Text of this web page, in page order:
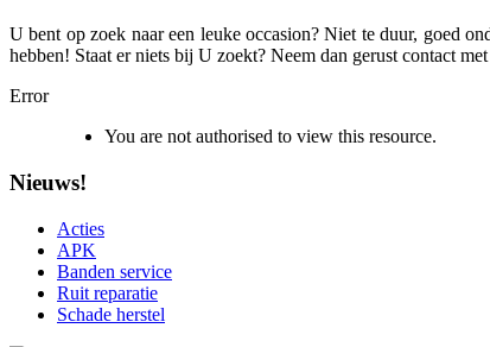
U bent op zoek naar een leuke occasion? Niet te duur, goed
hebben! Staat er niets bij U zoekt? Neem dan gerust contact
Error
You are not authorised to view this resource.
Nieuws!
Acties
APK
Banden service
Ruit reparatie
Schade herstel